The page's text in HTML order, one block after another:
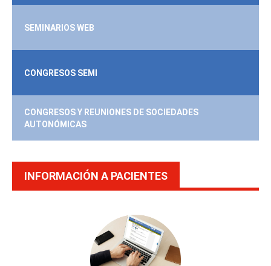
SEMINARIOS WEB
CONGRESOS SEMI
CONGRESOS Y REUNIONES DE SOCIEDADES
AUTONÓMICAS
INFORMACIÓN A PACIENTES